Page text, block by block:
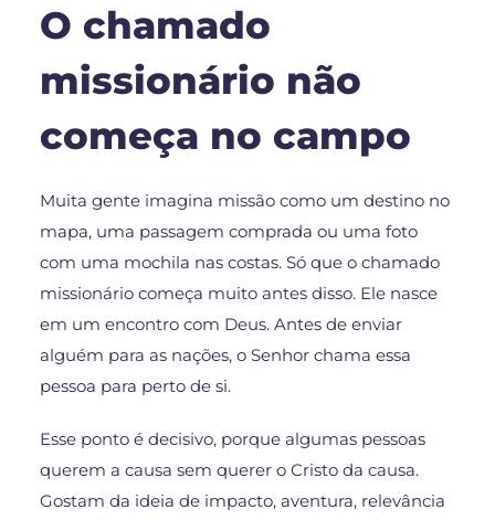
O chamado
missionário não
começa no campo
Muita gente imagina missão como um destino no
mapa, uma passagem comprada ou uma foto
com uma mochila nas costas. Só que o chamado
missionário começa muito antes disso. Ele nasce
em um encontro com Deus. Antes de enviar
alguém para as nações, o Senhor chama essa
pessoa para perto de si.
Esse ponto é decisivo, porque algumas pessoas
querem a causa sem querer o Cristo da causa.
Gostam da ideia de impacto, aventura, relevância